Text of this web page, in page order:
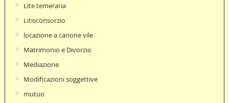
Lite temeraria
Litisconsorzio
locazione a canone vile
Matrimonio e Divorzio
Mediazione
Modificazioni soggettive
mutuo